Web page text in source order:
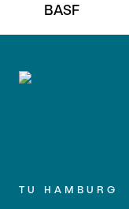
BASF
TU HAMBURG